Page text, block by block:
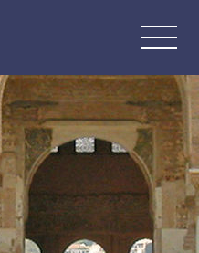
Interlangue :